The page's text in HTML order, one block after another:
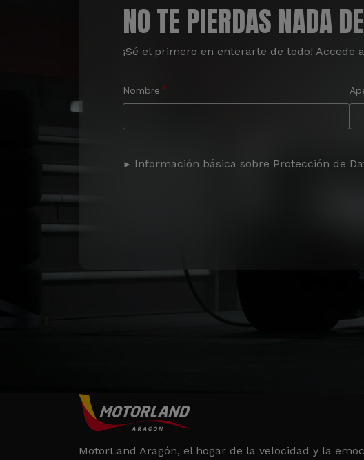
NO TE PIERDAS NADA
¡Sé el primero en enterarte de todo!
Nombre
Información básica sobre Protección de
MotorLand Aragón, el hogar de la velocidad y la